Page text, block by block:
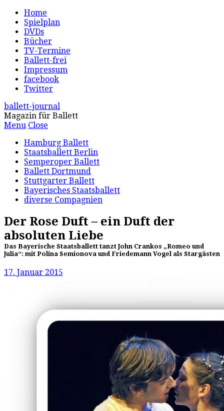
Home
Spielplan
DVDs
Bücher
TV-Termine
Ballett-frei
Impressum
facebook
Twitter
ballett-journal
Magazin für Ballett
Menu Close
Hamburg Ballett
Staatsballett Berlin
Semperoper Ballett
Ballett Dortmund
Stuttgarter Ballett
Bayerisches Staatsballett
diverse Compagnien
Der Rose Duft – ein Duft der
absoluten Liebe
Das Bayerische Staatsballett tanzt John Crankos „Romeo und
Julia“: mit Polina Semionova und Friedemann Vogel als Stargästen
17. Januar 2015